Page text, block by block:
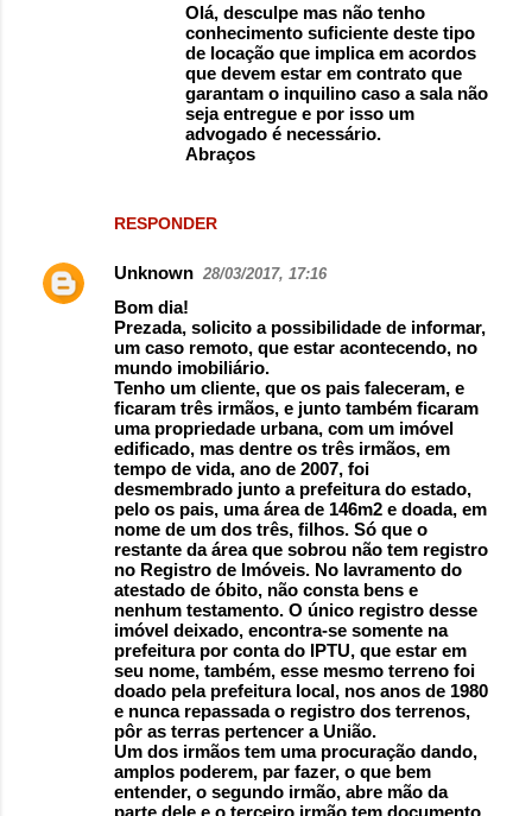
RESPONDER
Olá, desculpe mas não tenho
conhecimento suficiente deste tipo
de locação que implica em acordos
que devem estar em contrato que
garantam o inquilino caso a sala não
seja entregue e por isso um
advogado é necessário.
Abraços
Unknown 28/03/2017, 17:16
Bom dia!
Prezada, solicito a possibilidade de informar,
um caso remoto, que estar acontecendo, no
mundo imobiliário.
Tenho um cliente, que os pais faleceram, e
ficaram três irmãos, e junto também ficaram
uma propriedade urbana, com um imóvel
edificado, mas dentre os três irmãos, em
tempo de vida, ano de 2007, foi
desmembrado junto a prefeitura do estado,
pelo os pais, uma área de 146m2 e doada, em
nome de um dos três, filhos. Só que o
restante da área que sobrou não tem registro
no Registro de Imóveis. No lavramento do
atestado de óbito, não consta bens e
nenhum testamento. O único registro desse
imóvel deixado, encontra-se somente na
prefeitura por conta do IPTU, que estar em
seu nome, também, esse mesmo terreno foi
doado pela prefeitura local, nos anos de 1980
e nunca repassada o registro dos terrenos,
pôr as terras pertencer a União.
Um dos irmãos tem uma procuração dando,
amplos poderem, par fazer, o que bem
entender, o segundo irmão, abre mão da
parte dele e o terceiro irmão tem documento